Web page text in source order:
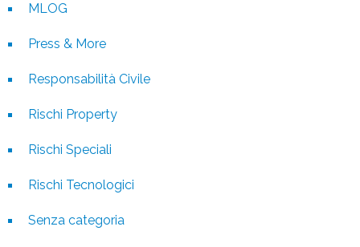
MLOG
Press & More
Responsabilità Civile
Rischi Property
Rischi Speciali
Rischi Tecnologici
Senza categoria